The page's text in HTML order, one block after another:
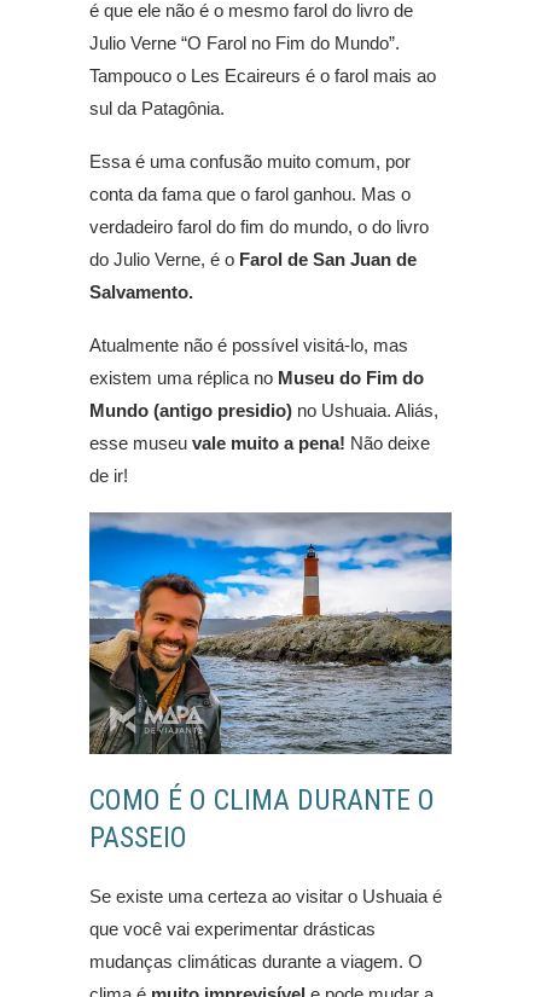
é que ele não é o mesmo farol do livro de
Julio Verne “O Farol no Fim do Mundo”.
Tampouco o Les Ecaireurs é o farol mais ao
sul da Patagônia.
Essa é uma confusão muito comum, por
conta da fama que o farol ganhou. Mas o
verdadeiro farol do fim do mundo, o do livro
do Julio Verne, é o Farol de San Juan de
Salvamento.
Atualmente não é possível visitá-lo, mas
existem uma réplica no Museu do Fim do
Mundo (antigo presidio) no Ushuaia. Aliás,
esse museu vale muito a pena! Não deixe
de ir!
COMO É O CLIMA DURANTE O
PASSEIO
Se existe uma certeza ao visitar o Ushuaia é
que você vai experimentar drásticas
mudanças climáticas durante a viagem. O